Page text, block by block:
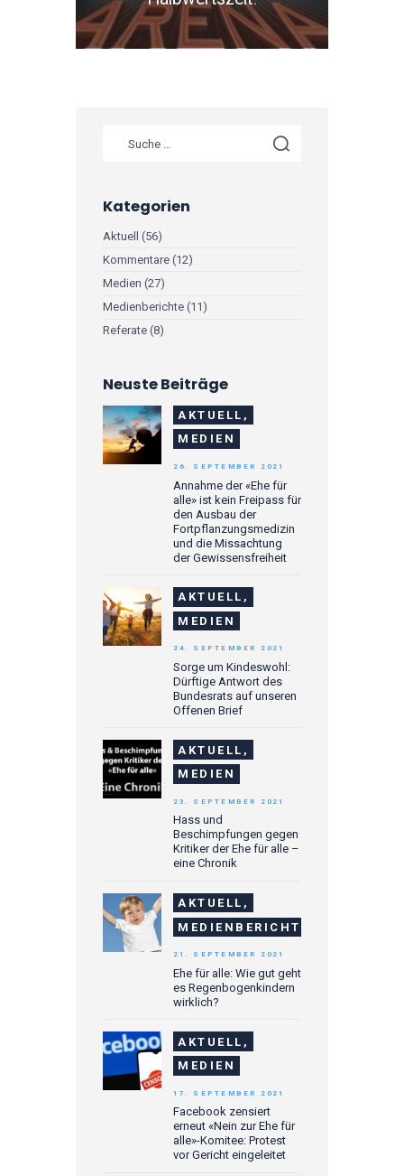
Kategorien
Aktuell (56)
Kommentare (12)
Medien (27)
Medienberichte (11)
Referate (8)
Neuste Beiträge
AKTUELL,
MEDIEN
Annahme der «Ehe für
alle» ist kein Freipass für
den Ausbau der
Fortpflanzungsmedizin
und die Missachtung
der Gewissensfreiheit
26. SEPTEMBER 2021
AKTUELL,
MEDIEN
Sorge um Kindeswohl:
Dürftige Antwort des
Bundesrats auf unseren
Offenen Brief
24. SEPTEMBER 2021
AKTUELL,
MEDIEN
Hass und
Beschimpfungen gegen
Kritiker der Ehe für alle –
eine Chronik
23. SEPTEMBER 2021
AKTUELL,
MEDIENBERICHTE
Ehe für alle: Wie gut geht
es Regenbogenkindern
wirklich?
21. SEPTEMBER 2021
AKTUELL,
MEDIEN
Facebook zensiert
erneut «Nein zur Ehe für
alle»-Komitee: Protest
vor Gericht eingeleitet
17. SEPTEMBER 2021